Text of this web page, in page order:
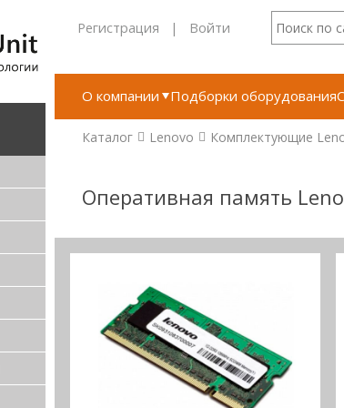
Регистрация | Войти
О компании Подборки оборудования
Каталог Lenovo Комплектующие
Оперативная память